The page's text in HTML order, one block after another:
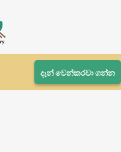
දැන් වෙන්කරවා ගන්න